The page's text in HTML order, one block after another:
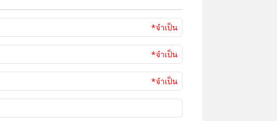
*จำเป็น
*จำเป็น
*จำเป็น